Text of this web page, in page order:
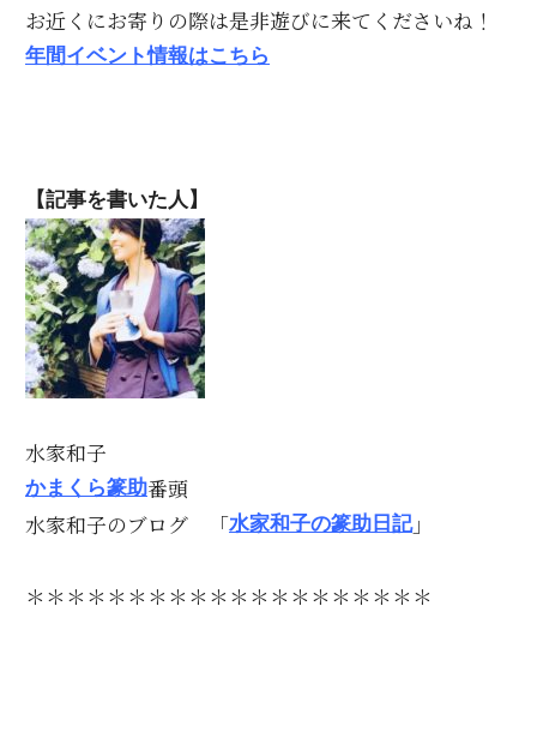
お近くにお寄りの際は是非遊びに来てくださいね！
年間イベント情報はこちら
【記事を書いた人】
水家和子
かまくら篆助番頭
水家和子のブログ 「水家和子の篆助日記」
＊＊＊＊＊＊＊＊＊＊＊＊＊＊＊＊＊＊＊＊